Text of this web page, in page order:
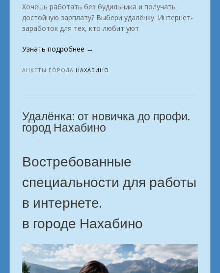
Хочешь работать без будильника и получать
достойную зарплату? Выбери удалёнку. Интернет-
заработок для тех, кто любит уют
Узнать подробнее «Список
интернет-
2026
2027
года.
→
АНКЕТЫ ГОРОДА НАХАБИНО
Удалёнка: от новичка до профи.
город Нахабино
Востребованные
специальности для работы
в интернете.
в городе Нахабино